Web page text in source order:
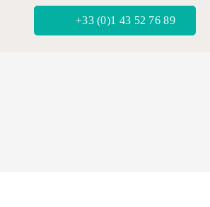
+33 (0)1 43 52 76 89